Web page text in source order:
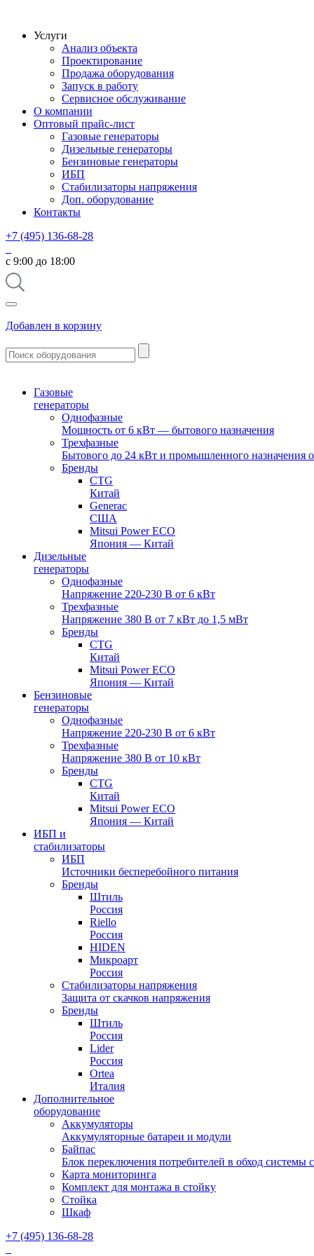
Услуги
Анализ объекта
Проектирование
Продажа оборудования
Запуск в работу
Сервисное обслуживание
О компании
Оптовый прайс-лист
Газовые генераторы
Дизельные генераторы
Бензиновые генераторы
ИБП
Стабилизаторы напряжения
Доп. оборудование
Контакты
+7 (495) 136-68-28
с 9:00 до 18:00
Добавлен в корзину
Газовые
генераторы
Однофазные
Мощность от 6 кВт — бытового назначения
Трехфазные
Бытового до 24 кВт и промышленного назначения
Бренды
CTG
Китай
Generac
США
Mitsui Power ECO
Япония — Китай
Дизельные
генераторы
Однофазные
Напряжение 220-230 В от 6 кВт
Трехфазные
Напряжение 380 В от 7 кВт до 1,5 мВт
Бренды
CTG
Китай
Mitsui Power ECO
Япония — Китай
Бензиновые
генераторы
Однофазные
Напряжение 220-230 В от 6 кВт
Трехфазные
Напряжение 380 В от 10 кВт
Бренды
CTG
Китай
Mitsui Power ECO
Япония — Китай
ИБП и
стабилизаторы
ИБП
Источники бесперебойного питания
Бренды
Штиль
Россия
Riello
Россия
HIDEN
Микроарт
Россия
Стабилизаторы напряжения
Защита от скачков напряжения
Бренды
Штиль
Россия
Lider
Россия
Ortea
Италия
Дополнительное
оборудование
Аккумуляторы
Аккумуляторные батареи и модули
Байпас
Блок переключения потребителей в обход системы
Карта мониторинга
Комплект для монтажа в стойку
Стойка
Шкаф
+7 (495) 136-68-28